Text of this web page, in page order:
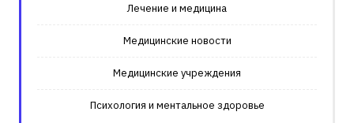
Лечение и медицина
Медицинские новости
Медицинские учреждения
Психология и ментальное здоровье